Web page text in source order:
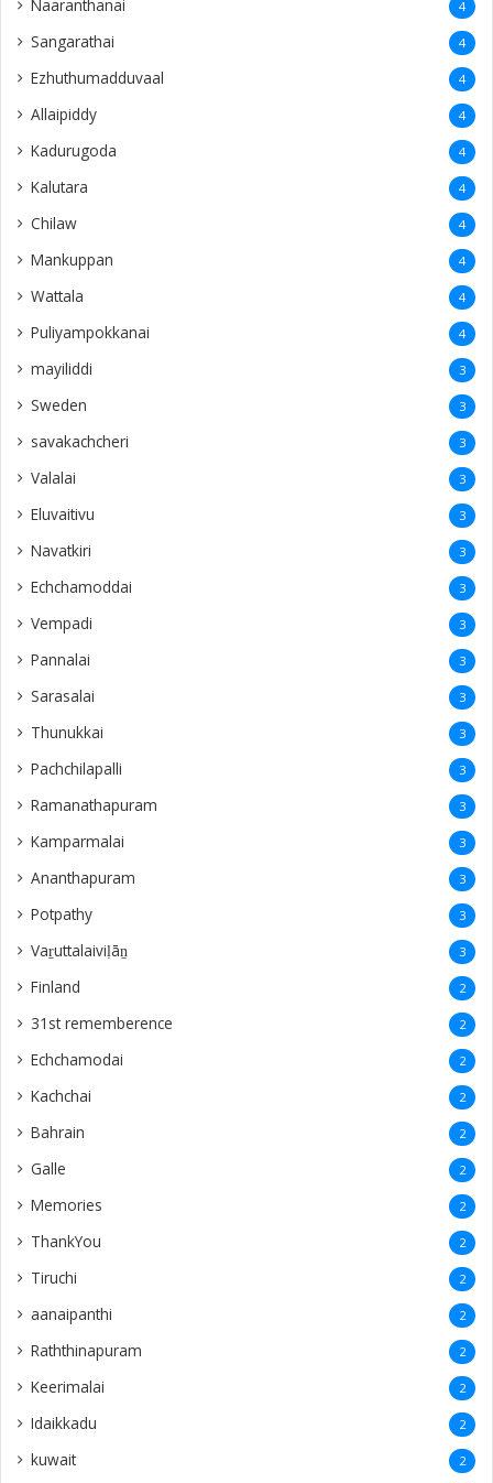
Naaranthanai 4
Sangarathai 4
Ezhuthumadduvaal 4
Allaipiddy 4
Kadurugoda 4
Kalutara 4
Chilaw 4
Mankuppan 4
Wattala 4
Puliyampokkanai 4
mayiliddi 3
Sweden 3
savakachcheri 3
Valalai 3
Eluvaitivu 3
Navatkiri 3
Echchamoddai 3
Vempadi 3
Pannalai 3
Sarasalai 3
Thunukkai 3
Pachchilapalli 3
Ramanathapuram 3
Kamparmalai 3
Ananthapuram 3
‎Potpathy 3
Vaṟuttalaiviḷāṉ 3
Finland 2
31st rememberence 2
Echchamodai 2
Kachchai 2
Bahrain 2
Galle 2
Memories 2
ThankYou 2
Tiruchi 2
aanaipanthi 2
Raththinapuram 2
Keerimalai 2
Idaikkadu 2
kuwait 2